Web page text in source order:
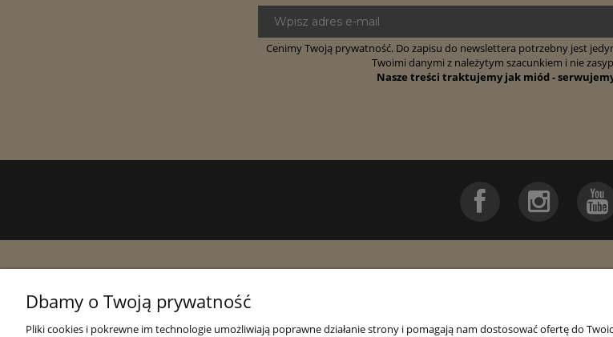
Cenimy Twoją prywatność. Do zapisu do newslettera potrzebny jest
Twoimi danymi z należytym szacunkiem i nie
Nasze treści traktujemy jak miód -
Pomoc
Regulamin
Moje konto
Twoje zamówienia Formy płatności
Dbamy o Twoją prywatność
Pliki cookies i pokrewne im technologie umożliwiają poprawne działanie strony i pomagają nam dostosować ofertę do